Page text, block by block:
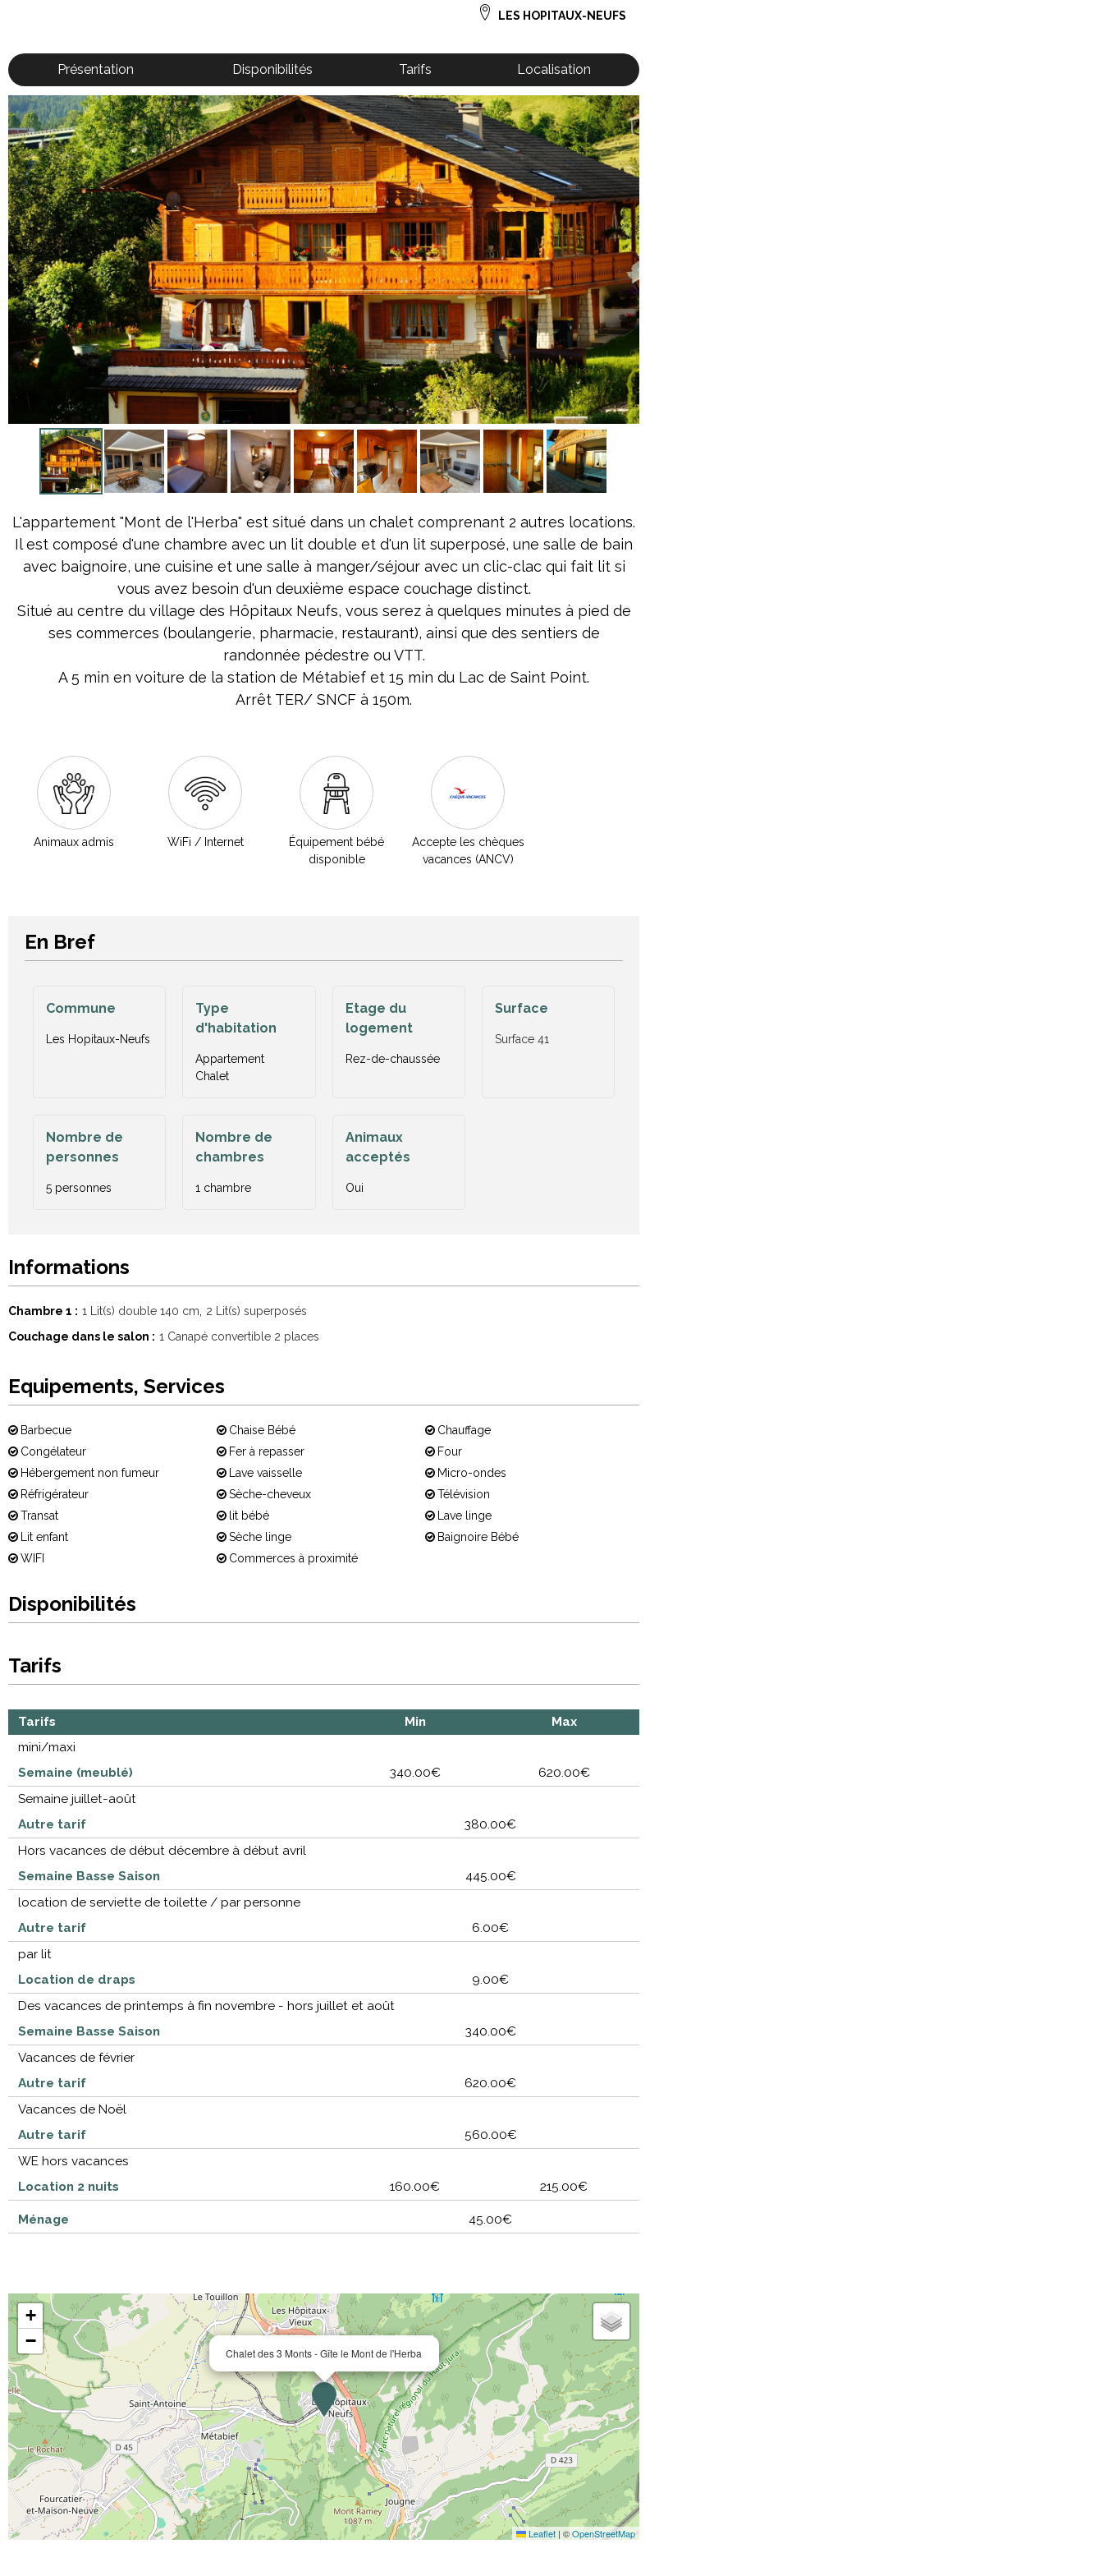
LES HOPITAUX-NEUFS
Présentation Disponibilités Tarifs Localisation
L'appartement "Mont de l'Herba" est situé dans un chalet comprenant 2 autres locations.
Il est composé d'une chambre avec un lit double et d'un lit superposé, une salle de bain
avec baignoire, une cuisine et une salle à manger/séjour avec un clic-clac qui fait lit si
vous avez besoin d'un deuxième espace couchage distinct.
Situé au centre du village des Hôpitaux Neufs, vous serez à quelques minutes à pied de
ses commerces (boulangerie, pharmacie, restaurant), ainsi que des sentiers de
randonnée pédestre ou VTT.
A 5 min en voiture de la station de Métabief et 15 min du Lac de Saint Point.
Arrêt TER/ SNCF à 150m.
Animaux admis WiFi / Internet
Équipement bébé
disponible
Accepte les chèques
vacances (ANCV)
En Bref
Commune
Les Hopitaux-Neufs
Type
d'habitation
Appartement
Chalet
Etage du
logement
Rez-de-chaussée
Surface
Surface 41
Nombre de
personnes
5 personnes
Nombre de
chambres
1 chambre
Animaux
acceptés
Oui
Informations
Chambre 1 1 Lit(s) double 140 cm 2
Lit(s) superposés
Couchage dans le salon
1 Canapé convertible 2 places
Equipements, Services
Barbecue Chaise Bébé
Chauffage
Congélateur
Fer à repasser
Four
Hébergement non fumeur
Lave vaisselle
Micro-ondes
Réfrigérateur
Sèche-cheveux
Télévision
Transat
lit bébé
Lave linge
Lit enfant
Sèche linge
Baignoire Bébé
WIFI
Commerces à proximité
Disponibilités
Tarifs
Tarifs Min
Max
mini/maxi
Semaine (meublé)
340.00€
620.00€
Semaine juillet-août
Autre tarif
380.00€
Hors vacances de début décembre à début avril
Semaine Basse Saison
445.00€
location de serviette de toilette / par personne
Autre tarif
6.00€
par lit
Location de draps
9.00€
Des vacances de printemps à fin novembre - hors juillet et août
Semaine Basse Saison
340.00€
Vacances de février
Autre tarif
620.00€
Vacances de Noël
Autre tarif
560.00€
WE hors vacances
Location 2 nuits
160.00€ 215.00€
Ménage 45.00€
Chalet des 3 Monts - Gîte le Mont de l'Herba
+
−
Leaflet | ©OpenStreetMap